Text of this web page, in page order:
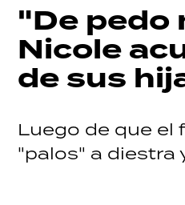
"De pedo
Nicole
de sus
Luego de que el
"palos" a diestra